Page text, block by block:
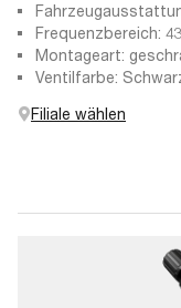
Kontrollsystem
Frequenzbereich:
Montageart:
Ventilfarbe:
Filiale wählen